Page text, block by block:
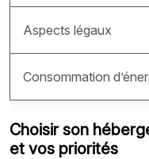
Aspects légaux
Consommation
Choisir son
et vos priorités